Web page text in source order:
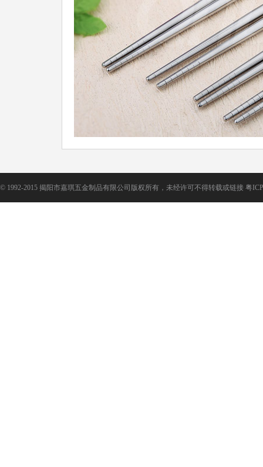
© 1992-2015 揭阳市嘉琪五金制品有限公司版权所有，未经许可不得转载或链接 粤